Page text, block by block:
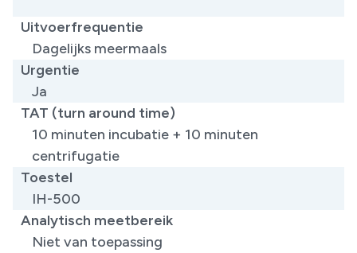
Uitvoerfrequentie
Dagelijks meermaals
Urgentie
Ja
TAT (turn around time)
10 minuten incubatie + 10 minuten
centrifugatie
Toestel
IH-500
Analytisch meetbereik
Niet van toepassing